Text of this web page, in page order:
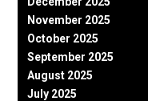
November 2025
October 2025
September 2025
August 2025
July 2025